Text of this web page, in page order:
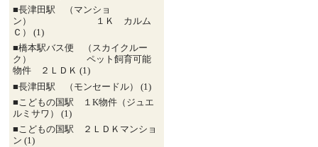
■長津田駅 （マンショ
ン） １Ｋ カルム
Ｃ） (1)
■橋本駅バス便 （スカイクルー
ク） ペット飼育可能
物件 ２ＬＤＫ (1)
■長津田駅 （モンセードル） (1)
■こどもの国駅 １K物件（ジュエ
ルミサワ） (1)
■こどもの国駅 ２ＬＤＫマンショ
ン (1)